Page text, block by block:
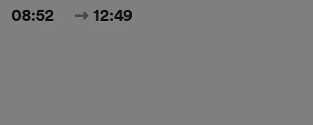
08:52 12:49